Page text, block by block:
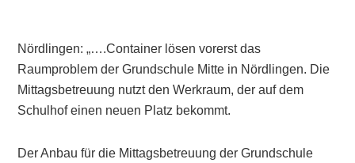
Nördlingen: „….Container lösen vorerst das
Raumproblem der Grundschule Mitte in Nördlingen. Die
Mittagsbetreuung nutzt den Werkraum, der auf dem
Schulhof einen neuen Platz bekommt.
Der Anbau für die Mittagsbetreuung der Grundschule